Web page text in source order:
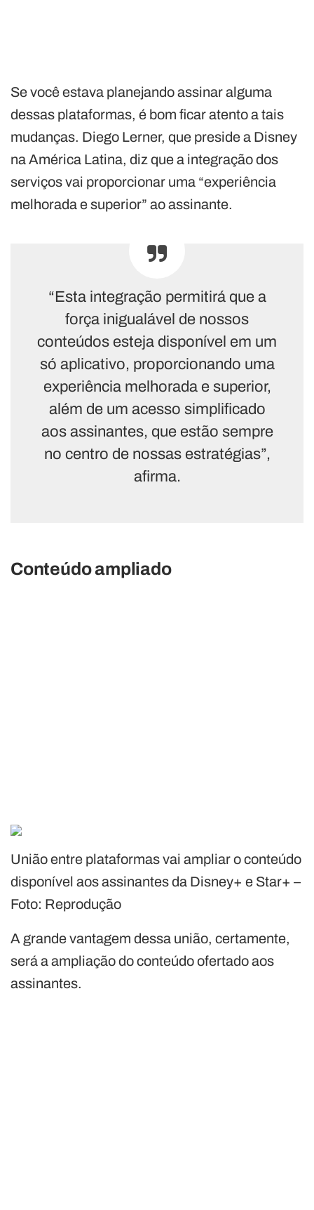
Se você estava planejando assinar alguma
dessas plataformas, é bom ficar atento a tais
mudanças. Diego Lerner, que preside a Disney
na América Latina, diz que a integração dos
serviços vai proporcionar uma “experiência
melhorada e superior” ao assinante.
“Esta integração permitirá que a
força inigualável de nossos
conteúdos esteja disponível em um
só aplicativo, proporcionando uma
experiência melhorada e superior,
além de um acesso simplificado
aos assinantes, que estão sempre
no centro de nossas estratégias”,
afirma.
Conteúdo ampliado
União entre plataformas vai ampliar o conteúdo
disponível aos assinantes da Disney+ e Star+ –
Foto: Reprodução
A grande vantagem dessa união, certamente,
será a ampliação do conteúdo ofertado aos
assinantes.